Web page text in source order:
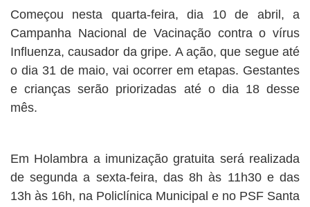
Começou nesta quarta-feira, dia 10 de abril, a
Campanha Nacional de Vacinação contra o vírus
Influenza, causador da gripe. A ação, que segue até
o dia 31 de maio, vai ocorrer em etapas. Gestantes
e crianças serão priorizadas até o dia 18 desse
mês.
Em Holambra a imunização gratuita será realizada
de segunda a sexta-feira, das 8h às 11h30 e das
13h às 16h, na Policlínica Municipal e no PSF Santa